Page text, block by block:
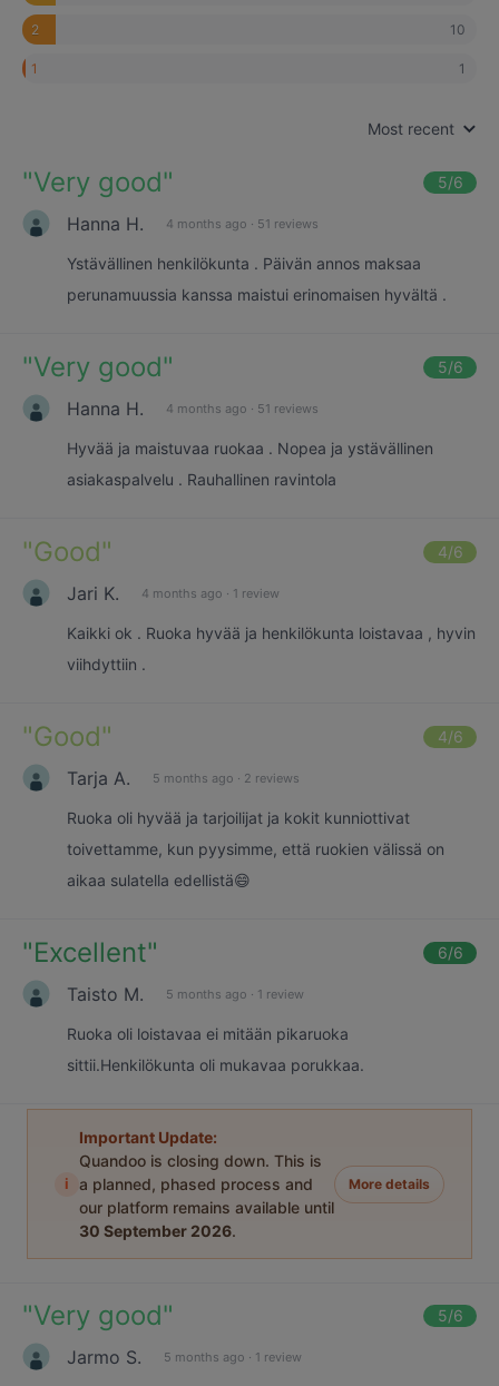
2 10
1 1
Most recent
"Very good" 5/6
Hanna H. 4 months ago · 51 reviews
Ystävällinen henkilökunta . Päivän annos maksaa
perunamuussia kanssa maistui erinomaisen hyvältä .
"Very good" 5/6
Hanna H. 4 months ago · 51 reviews
Hyvää ja maistuvaa ruokaa . Nopea ja ystävällinen
asiakaspalvelu . Rauhallinen ravintola
"Good" 4/6
Jari K. 4 months ago · 1 review
Kaikki ok . Ruoka hyvää ja henkilökunta loistavaa , hyvin
viihdyttiin .
"Good" 4/6
Tarja A. 5 months ago · 2 reviews
Ruoka oli hyvää ja tarjoilijat ja kokit kunniottivat
toivettamme, kun pyysimme, että ruokien välissä on
aikaa sulatella edellistä😄
"Excellent" 6/6
Taisto M. 5 months ago · 1 review
Ruoka oli loistavaa ei mitään pikaruoka
sittii.Henkilökunta oli mukavaa porukkaa.
i
Important Update:
Quandoo is closing down. This is
a planned, phased process and
our platform remains available until
30 September 2026.
More details
"Very good" 5/6
Jarmo S. 5 months ago · 1 review